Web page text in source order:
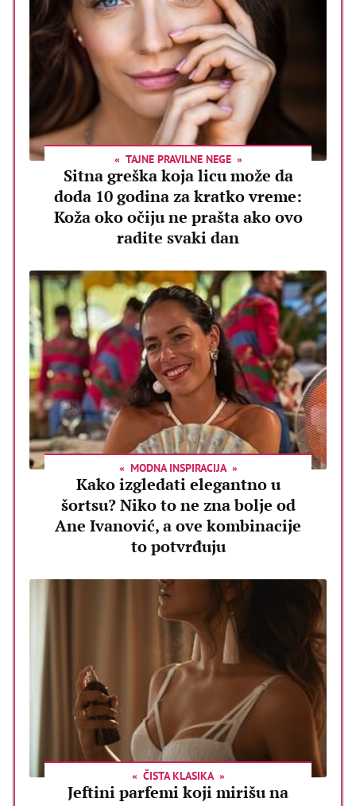
TAJNE PRAVILNE NEGE
Sitna greška koja licu može da
doda 10 godina za kratko vreme:
Koža oko očiju ne prašta ako ovo
radite svaki dan
MODNA INSPIRACIJA
Kako izgledati elegantno u
šortsu? Niko to ne zna bolje od
Ane Ivanović, a ove kombinacije
to potvrđuju
ČISTA KLASIKA
Jeftini parfemi koji mirišu na